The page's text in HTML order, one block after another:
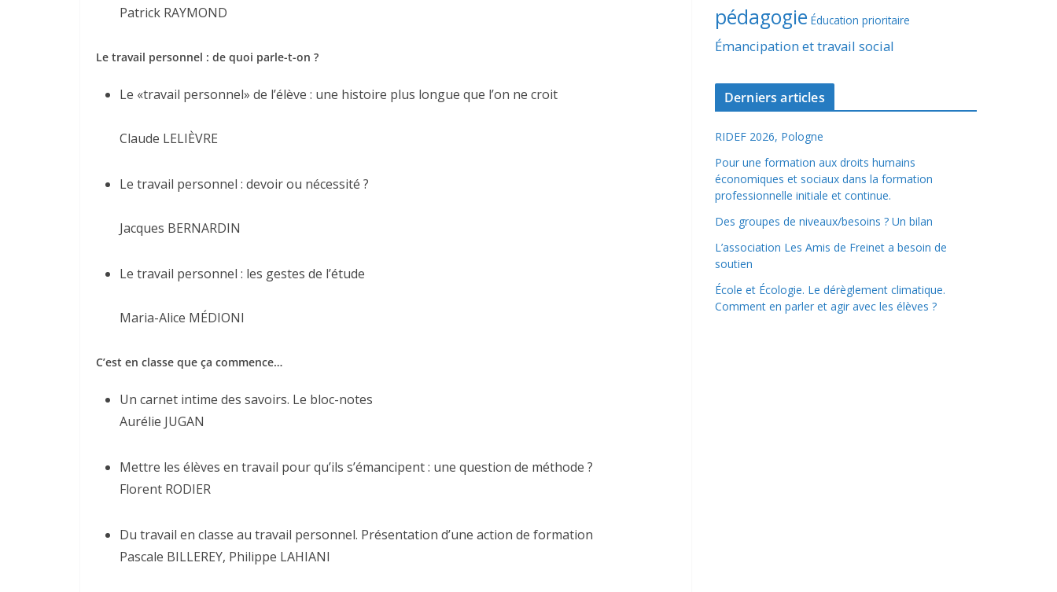
Patrick RAYMOND
Le travail personnel : de quoi parle-t-on ?
Le «travail personnel» de l’élève : une histoire plus longue que l’on ne croit
Claude LELIÈVRE
Le travail personnel : devoir ou nécessité ?
Jacques BERNARDIN
Le travail personnel : les gestes de l’étude
Maria-Alice MÉDIONI
C’est en classe que ça commence…
Un carnet intime des savoirs. Le bloc-notes
Aurélie JUGAN
Mettre les élèves en travail pour qu’ils s’émancipent : une question de méthode ?
Florent RODIER
Du travail en classe au travail personnel. Présentation d’une action de formation
Pascale BILLEREY, Philippe LAHIANI
pédagogie Éducation prioritaire
Émancipation et travail social
Derniers articles
RIDEF 2026, Pologne
Pour une formation aux droits humains
économiques et sociaux dans la formation
professionnelle initiale et continue.
Des groupes de niveaux/besoins ? Un bilan
L’association Les Amis de Freinet a besoin de
soutien
École et Écologie. Le dérèglement climatique.
Comment en parler et agir avec les élèves ?